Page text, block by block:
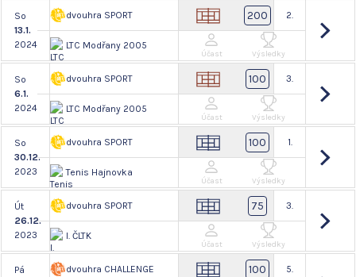
So
13.1.
2024
dvouhra SPORT
LTC Modřany 2005
200 2.
Účast Výsledky
So
6.1.
2024
dvouhra SPORT
LTC Modřany 2005
100 3.
Účast Výsledky
So
30.12.
2023
dvouhra SPORT
Tenis Hajnovka
100 1.
Účast Výsledky
Út
26.12.
2023
dvouhra SPORT
I. ČLTK
75 3.
Účast Výsledky
Pá
dvouhra CHALLENGE 100 5.